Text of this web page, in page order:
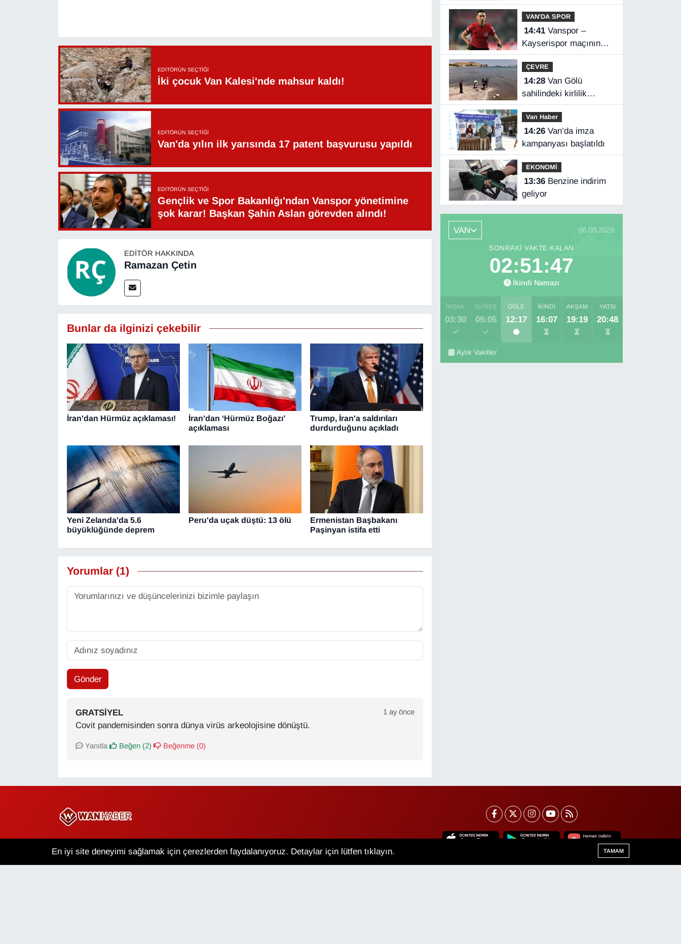
EDITÖRÜN SEÇTIĞI
İki çocuk Van Kalesi'nde mahsur kaldı!
EDITÖRÜN SEÇTIĞI
Van'da yılın ilk yarısında 17 patent başvurusu yapıldı
EDITÖRÜN SEÇTIĞI
Gençlik ve Spor Bakanlığı'ndan Vanspor yönetimine
şok karar! Başkan Şahin Aslan görevden alındı!
EDITÖR HAKKINDA
Ramazan Çetin
Bunlar da ilginizi çekebilir
İran'dan Hürmüz açıklaması!
İran'dan ‘Hürmüz Boğazı’
açıklaması
Trump, İran'a saldırıları
durdurduğunu açıkladı
Yeni Zelanda'da 5.6
büyüklüğünde deprem
Peru'da uçak düştü: 13 ölü
Ermenistan Başbakanı
Paşinyan istifa etti
Yorumlar (1)
Gönder
GRATSIYEL 1 ay önce
Covit pandemisinden sonra dünya virüs arkeolojisine dönüştü.
Yanıtla Beğen (2) Beğenme (0)
operasyon
VAN'DA SPOR
14:41Vanspor –
Kayserispor maçının
hakemleri belli oldu
ÇEVRE
14:28Van Gölü
sahilindeki kirlilik
ihbarları üzerine
numune alındı
Van Haber
14:26Van’da imza
kampanyası başlatıldı
EKONOMİ
13:36Benzine indirim
geliyor
VAN 06.08.2026
SONRAKI VAKTE KALAN
02:51:46
İkindi Namazı
İMSAK
03:30
GÜNEŞ
05:05
ÖĞLE
12:17
İKINDI
16:07
AKŞAM
19:19
YATSI
20:48
Aylık Vakitler
En iyi site deneyimi sağlamak için çerezlerden faydalanıyoruz. Detaylar için lütfen tıklayın. TAMAM
Sinema - TV
SİYASET
TEKNOLOJİ
VAN'DA SPOR